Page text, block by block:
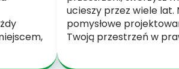
ucieszy przez wiele lat.
pomysłowe
Twoją przestrzeń w